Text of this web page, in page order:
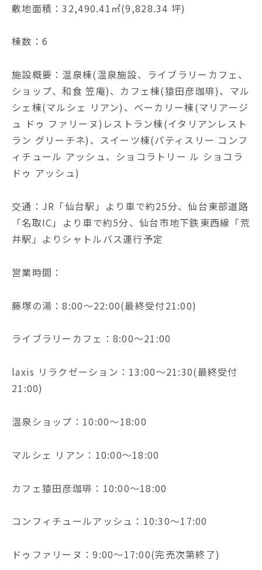
敷地面積：32,490.41㎡(9,828.34 坪)
棟数：6
施設概要：温泉棟(温泉施設、ライブラリーカフェ、
ショップ、和食 笠庵)、カフェ棟(猿田彦珈琲)、マル
シェ棟(マルシェ リアン)、ベーカリー棟(マリアージ
ュ ドゥ ファリーヌ)レストラン棟(イタリアンレスト
ラン グリーチネ)、スイーツ棟(パティスリー コンフ
ィチュール アッシュ、ショコラトリー ル ショコラ
ドゥ アッシュ)
交通：JR「仙台駅」より車で約25分、仙台東部道路
「名取IC」より車で約5分、仙台市地下鉄東西線「荒
井駅」よりシャトルバス運行予定
営業時間：
藤塚の湯：8:00～22:00(最終受付21:00)
ライブラリーカフェ：8:00～21:00
laxis リラクゼーション：13:00～21:30(最終受付
21:00)
温泉ショップ：10:00～18:00
マルシェ リアン：10:00～18:00
カフェ猿田彦珈琲：10:00～18:00
コンフィチュールアッシュ：10:30～17:00
ドゥファリーヌ：9:00～17:00(完売次第終了)